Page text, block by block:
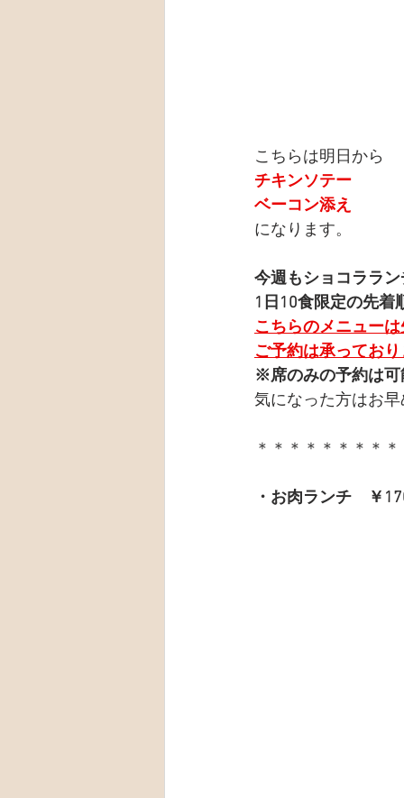
こちらは明日から
チキンソテー
ベーコン添え
になります。
今週もショコララ
1日10食限定の先着
こちらのメニュー
ご予約は承ってお
※席のみの予約は可
気になった方はお
＊＊＊＊＊＊＊＊
・お肉ランチ　￥